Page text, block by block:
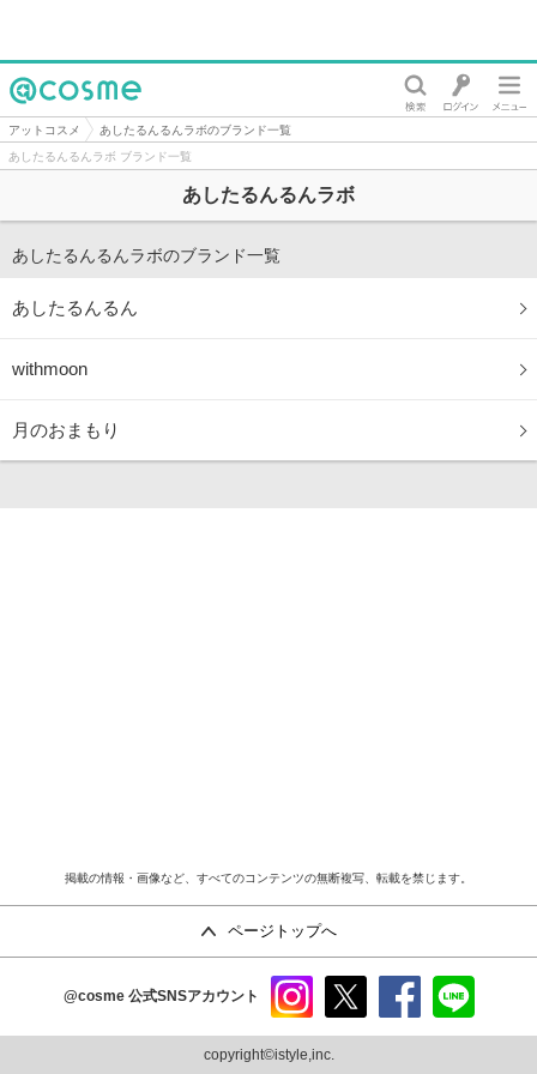
@cosme
アットコスメ
あしたるんるんラボのブランド一覧
あしたるんるんラボ ブランド一覧
あしたるんるんラボ
あしたるんるんラボのブランド一覧
あしたるんるん
withmoon
月のおまもり
掲載の情報・画像など、すべてのコンテンツの無断複写、転載を禁じます。
ページトップへ
@cosme 公式SNSアカウント
ram
copyright©istyle,inc.